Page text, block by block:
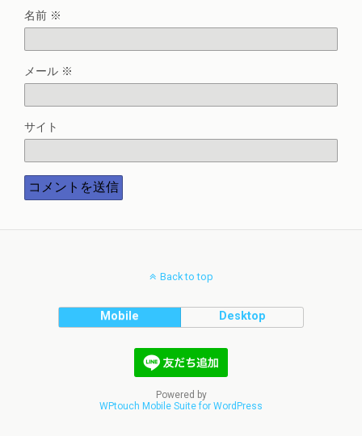
名前 ※
メール ※
サイト
Back to top
Mobile Desktop
Powered by
WPtouch Mobile Suite for WordPress